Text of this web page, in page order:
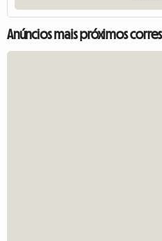
Anúncios mais próximos